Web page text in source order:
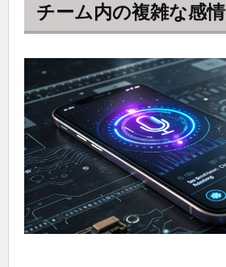
チーム内の複雑な感情